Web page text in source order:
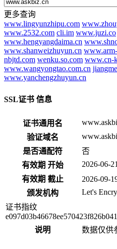
更多查询
www.lingyunzhipu.com
www.2532.com cli.im www.juzi.co
www.hengyangdaima.cn
www.shanweizhuyun.cn
nbjtd.com wenku.so.com www.cn-
www.wangyongtao.com.cn
www.yanchengzhuyun.cn
SSL证书 信息
证书通用名
验证域名
是否通配符
否
有效期 开始
2026-06-
有效期 截止
2026-09-
颁发机构
Let's
证书指纹
说明
数据仅供